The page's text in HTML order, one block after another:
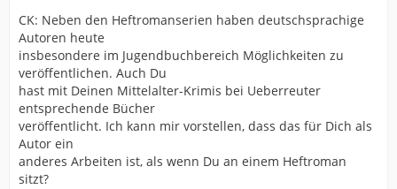
CK: Neben den Heftromanserien haben deutschsprachige
Autoren heute
insbesondere im Jugendbuchbereich Möglichkeiten zu
veröffentlichen. Auch Du
hast mit Deinen Mittelalter-Krimis bei Ueberreuter
entsprechende Bücher
veröffentlicht. Ich kann mir vorstellen, dass das für Dich als
Autor ein
anderes Arbeiten ist, als wenn Du an einem Heftroman
sitzt?